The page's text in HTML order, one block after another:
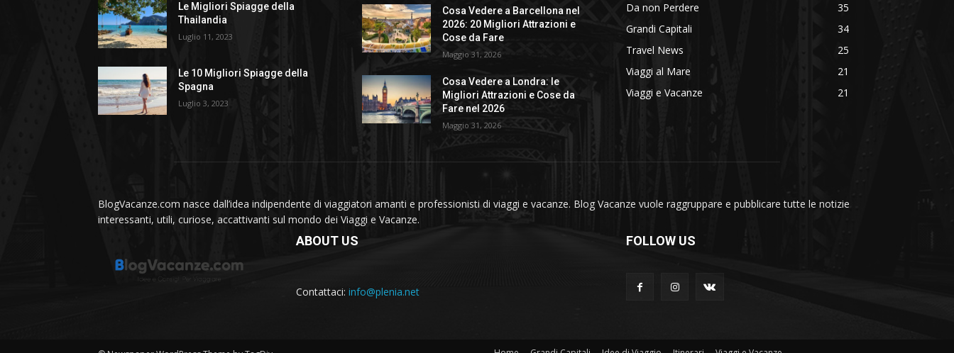
Le Migliori Spiagge della
Thailandia
Luglio 11, 2023
Le 10 Migliori Spiagge della
Spagna
Luglio 3, 2023
Cosa Vedere a Barcellona nel
2026: 20 Migliori Attrazioni e
Cose da Fare
Maggio 31, 2026
Cosa Vedere a Londra: le
Migliori Attrazioni e Cose da
Fare nel 2026
Maggio 31, 2026
Da non Perdere
35
Grandi Capitali
34
Travel News
25
Viaggi al Mare
21
Viaggi e Vacanze
21
BlogVacanze.com nasce dall’idea indipendente di viaggiatori amanti e professionisti di viaggi e vacanze. Blog Vacanze vuole raggruppare e pubblicare tutte le notizie
interessanti, utili, curiose, accattivanti sul mondo dei Viaggi e Vacanze.
ABOUT US
Contattaci: info@plenia.net
FOLLOW US